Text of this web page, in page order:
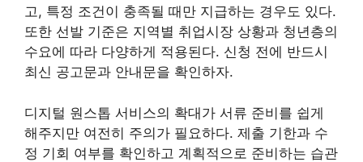
고, 특정 조건이 충족될 때만 지급하는 경우도 있다.
또한 선발 기준은 지역별 취업시장 상황과 청년층의
수요에 따라 다양하게 적용된다. 신청 전에 반드시
최신 공고문과 안내문을 확인하자.
디지털 원스톱 서비스의 확대가 서류 준비를 쉽게
해주지만 여전히 주의가 필요하다. 제출 기한과 수
정 기회 여부를 확인하고 계획적으로 준비하는 습관